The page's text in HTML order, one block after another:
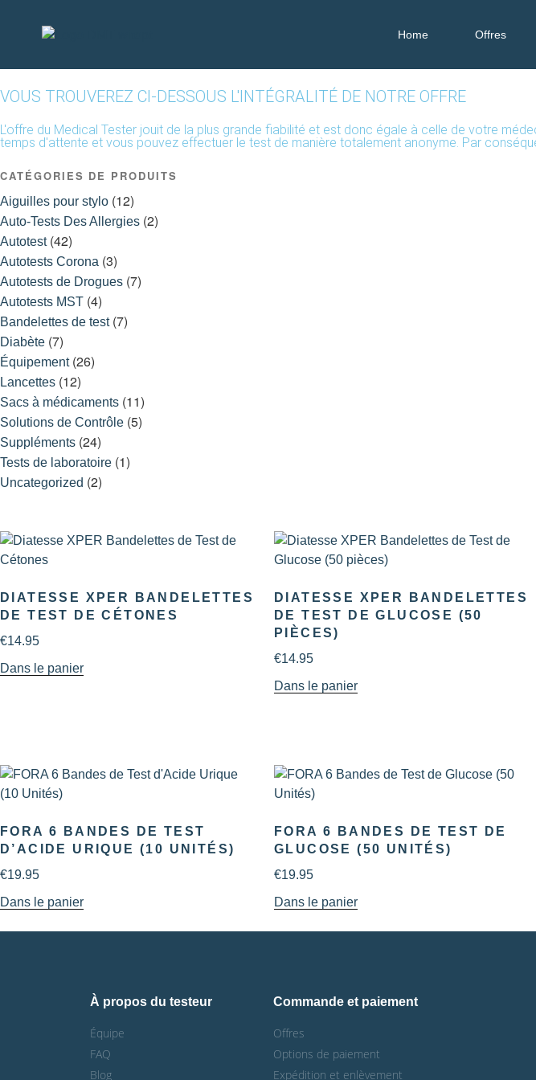
Home Offres
VOUS TROUVEREZ CI-DESSOUS L'INTÉGRALITÉ DE NOTRE OFFRE
L'offre du Medical Tester jouit de la plus grande fiabilité et est donc égale à celle de votre
temps d'attente et vous pouvez effectuer le test de manière totalement anonyme. Par
CATÉGORIES DE PRODUITS
Aiguilles pour stylo (12)
Auto-Tests Des Allergies (2)
Autotest (42)
Autotests Corona (3)
Autotests de Drogues (7)
Autotests MST (4)
Bandelettes de test (7)
Diabète (7)
Équipement (26)
Lancettes (12)
Sacs à médicaments (11)
Solutions de Contrôle (5)
Suppléments (24)
Tests de laboratoire (1)
Uncategorized (2)
DIATESSE XPER BANDELETTES
DE TEST DE CÉTONES
€14.95
Dans le panier
DIATESSE XPER BANDELETTES
DE TEST DE GLUCOSE (50
PIÈCES)
€14.95
Dans le panier
FORA 6 BANDES DE TEST
D’ACIDE URIQUE (10 UNITÉS)
€19.95
Dans le panier
FORA 6 BANDES DE TEST DE
GLUCOSE (50 UNITÉS)
€19.95
Dans le panier
À propos du testeur
Équipe
FAQ
Blog
Commande et paiement
Offres
Options de paiement
Expédition et enlèvement